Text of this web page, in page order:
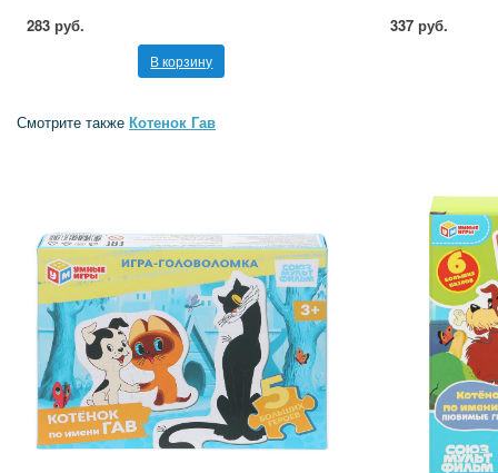
283 руб.
В корзину
337 руб.
Смотрите также Котенок Гав